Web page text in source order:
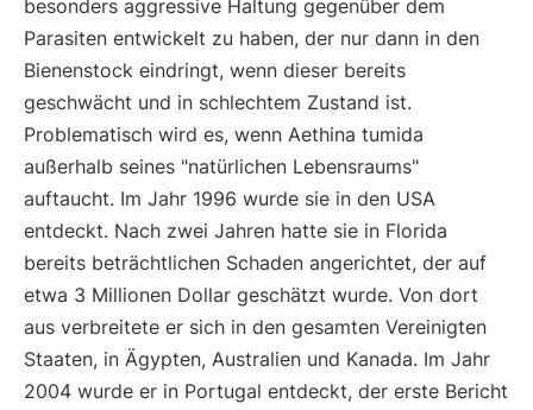
besonders aggressive Haltung gegenüber dem
Parasiten entwickelt zu haben, der nur dann in den
Bienenstock eindringt, wenn dieser bereits
geschwächt und in schlechtem Zustand ist.
Problematisch wird es, wenn Aethina tumida
außerhalb seines "natürlichen Lebensraums"
auftaucht. Im Jahr 1996 wurde sie in den USA
entdeckt. Nach zwei Jahren hatte sie in Florida
bereits beträchtlichen Schaden angerichtet, der auf
etwa 3 Millionen Dollar geschätzt wurde. Von dort
aus verbreitete er sich in den gesamten Vereinigten
Staaten, in Ägypten, Australien und Kanada. Im Jahr
2004 wurde er in Portugal entdeckt, der erste Bericht